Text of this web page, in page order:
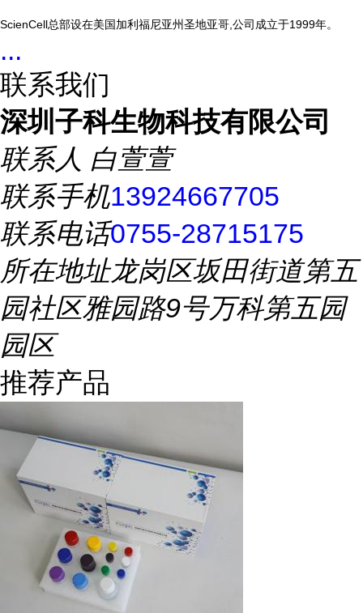
ScienCell总部设在美国加利福尼亚州圣地亚哥,公司成立于1999年。
...
联系我们
深圳子科生物科技有限公司
联系人 白萱萱
联系手机13924667705
联系电话0755-28715175
所在地址龙岗区坂田街道第五
园社区雅园路9号万科第五园
园区
推荐产品